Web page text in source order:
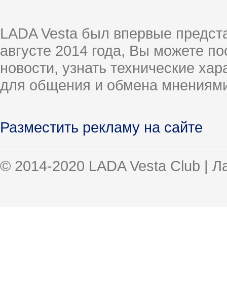
LADA Vesta был впервые
августе 2014 года, Вы можете
новости, узнать технические
для общения и обмена
Разместить рекламу на сайте
© 2014-2020 LADA Vesta Club |